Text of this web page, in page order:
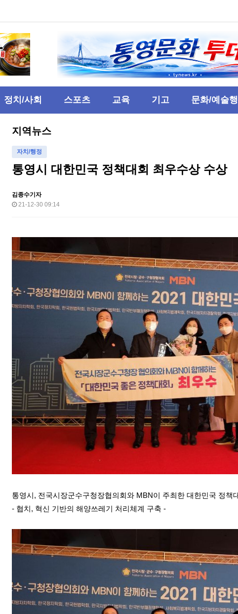
정치/사회 스포츠 교육 기고 문화/예술
지역뉴스
자치/행정
통영시 대한민국 정책대회 최우수상 수상
김종수기자
21-12-30 09:14
통영시 , 전국시장군수구청장협의회와 MBN이 주최한 대한민국 정책
- 협치 , 혁신 기반의 해양쓰레기 처리체계 구축 -